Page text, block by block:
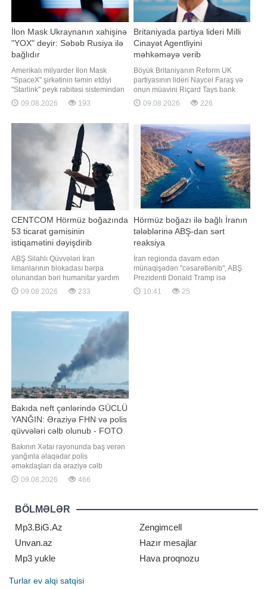
İlon Mask Ukraynanın xahişinə
"YOX" deyir: Səbəb Rusiya ilə
bağlıdır
Amerikalı milyarder İlon Mask
"SpaceX" şirkətinin təmin etdiyi
"Starlink" peyk rabitəsi sistemindən
Rusiyanın dərinliklərinə zərbələr
endirmək məqsədilə istifadə
Ukraynanın xahişini qəbul etmir.
xəbər verir ki, bu barədə "The
09.08.2026 193
Britaniyada partiya lideri Milli
Cinayət Agentliyini
məhkəməyə verib
Böyük Britaniyanın Reform UK
partiyasının lideri Naycel Faraş və
onun müavini Riçard Tays bank
əməliyyatları barədə məlumatların
KİV-ə sızması ilə əlaqədar Milli
İngiltərə və Uels Ali Məhkəməsində
iddia qaldırıblar. "Report" xəbər verir
ki, bu barədə "Th
09.08.2026 226
CENTCOM Hörmüz boğazında
53 ticarət gəmisinin
istiqamətini dəyişdirib
ABŞ Silahlı Qüvvələri İran
limanlarının blokadası bərpa
olunandan bəri humanitar yardım
daşıyan 35 gəminin Hörmüz
boğazından keçməsinə icazə verib.
ABŞ Silahlı Qüvvələrinin Mərkəzi
Komandanlığının (CENTCOM) "X"
sosial şəbəkəsində bəyanat yayıb.
09.08.2026 233
Hörmüz boğazı ilə bağlı İranın
tələblərinə ABŞ-dan sərt
reaksiya
İran regionda davam edən
münaqişədən "cəsarətlənib", ABŞ
Prezidenti Donald Tramp isə
Tehrana zərbə endirmək üçün irəli
sürdüyü əsas təhdidlərdən geri
10:41 25
Bakıda neft çənlərində GÜCLÜ
YANĞIN: Əraziyə FHN və polis
qüvvələri cəlb olunub - FOTO
Bakının Xətai rayonunda baş verən
yanğınla əlaqədar polis
əməkdaşları da əraziyə cəlb
olunublar. -ın əldə etdiyi məlumata
görə, hadisə yerində
qüvvələrinin maneəsiz fəaliyyətinin
təmin olunması məqsədilə polis
tərəfindən zəruri operativ tədbirlər
görülüb. 16:26. Bakının Xəta
09.08.2026 466
BÖLMƏLƏR
Mp3.BiG.Az
Zengimcell
Unvan.az
Hazır mesajlar
Mp3 yukle
Hava proqnozu
Turlar ev alqi satqisi